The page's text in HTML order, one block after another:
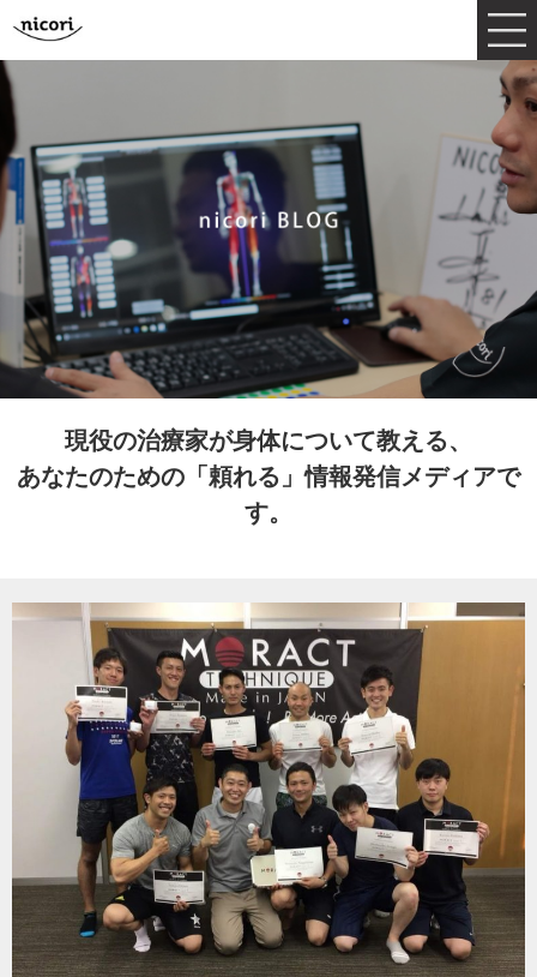
現役の治療家が身体について教える、
あなたのための「頼れる」情報発信メディアで
す。